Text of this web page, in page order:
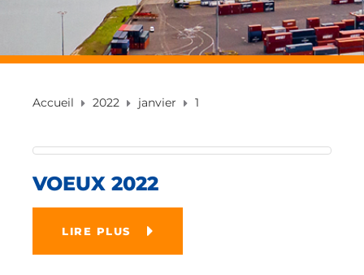
Accueil 2022 janvier 1
VOEUX 2022
LIRE PLUS